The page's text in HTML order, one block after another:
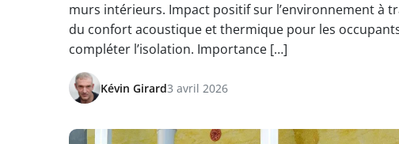
murs intérieurs. Impact positif sur l’environnement à
du confort acoustique et thermique pour les
compléter l’isolation. Importance […]
Kévin Girard3 avril 2026